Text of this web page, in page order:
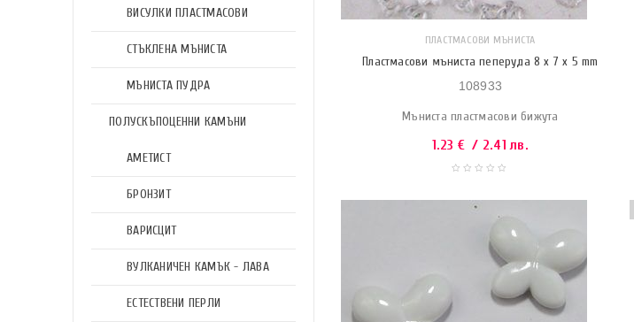
ВИСУЛКИ ПЛАСТМАСОВИ
СТЪКЛЕНА МЪНИСТА
МЪНИСТА ПУДРА
ПОЛУСКЪПОЦЕННИ КАМЪНИ
АМЕТИСТ
БРОНЗИТ
ВАРИСЦИТ
ВУЛКАНИЧЕН КАМЪК - ЛАВА
ЕСТЕСТВЕНИ ПЕРЛИ
ПЛАСТМАСОВИ МЪНИСТА
Пластмасови мъниста пеперуда 8 x 7 x 5 mm
108933
Мъниста пластмасови бижута
1.23 € / 2.41 лв.